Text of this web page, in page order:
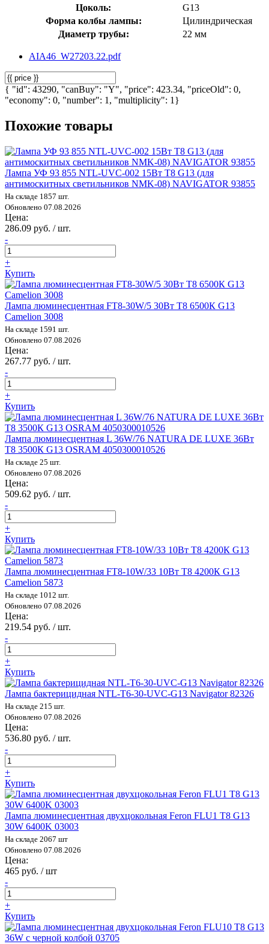
Цоколь:
G13
Форма колбы лампы:
Цилиндрическая
Диаметр трубы:
22 мм
AIA46_W27203.22.pdf
{ "id": 43290, "canBuy": "Y", "price": 423.34, "priceOld": 0,
"economy": 0, "number": 1, "multiplicity": 1}
Похожие товары
Лампа УФ 93 855 NTL-UVC-002 15Вт T8 G13 (для
антимоскитных светильников NMK-08) NAVIGATOR 93855
На складе 1857 шт.
Обновлено 07.08.2026
Цена:
286.09 руб. / шт.
-
+
Купить
Лампа люминесцентная FT8-30W/5 30Вт T8 6500К G13
Camelion 3008
На складе 1591 шт.
Обновлено 07.08.2026
Цена:
267.77 руб. / шт.
-
+
Купить
Лампа люминесцентная L 36W/76 NATURA DE LUXE 36Вт
T8 3500К G13 OSRAM 4050300010526
На складе 25 шт.
Обновлено 07.08.2026
Цена:
509.62 руб. / шт.
-
+
Купить
Лампа люминесцентная FT8-10W/33 10Вт T8 4200К G13
Camelion 5873
На складе 1012 шт.
Обновлено 07.08.2026
Цена:
219.54 руб. / шт.
-
+
Купить
Лампа бактерицидная NTL-T6-30-UVC-G13 Navigator 82326
На складе 215 шт.
Обновлено 07.08.2026
Цена:
536.80 руб. / шт.
-
+
Купить
Лампа люминесцентная двухцокольная Feron FLU1 T8 G13
30W 6400K 03003
На складе 2067 шт
Обновлено 07.08.2026
Цена:
465 руб. / шт
-
+
Купить